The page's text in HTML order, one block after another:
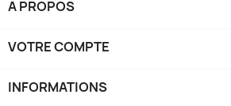
A PROPOS
VOTRE COMPTE
INFORMATIONS